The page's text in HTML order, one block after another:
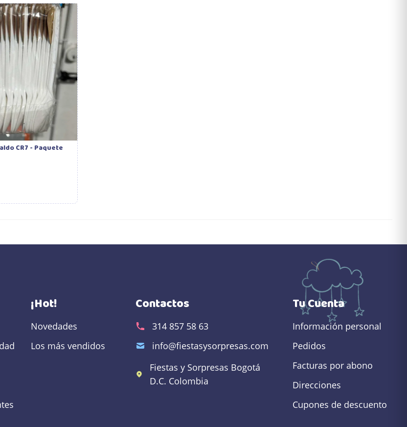
CR7 - Paquete
¡Hot!
Novedades
Los más vendidos
Contactos
314 857 58 63
info@fiestasysorpresas.com
Fiestas y Sorpresas Bogotá
D.C. Colombia
Tu Cuenta
Información personal
Pedidos
Facturas por abono
Direcciones
Cupones de descuento